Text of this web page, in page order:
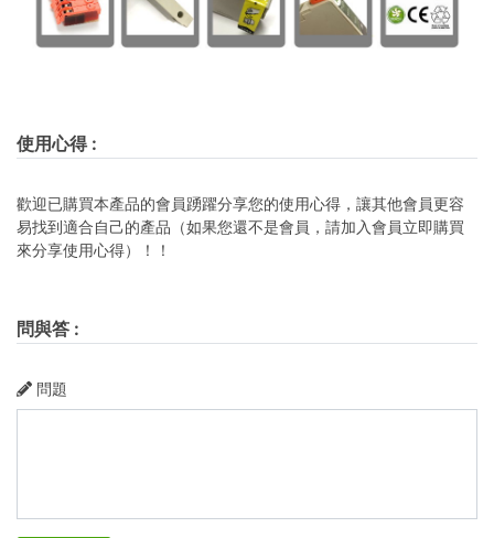
使用心得:
歡迎已購買本產品的會員踴躍分享您的使用心得，讓其他會員更容
易找到適合自己的產品（如果您還不是會員，請加入會員立即購買
來分享使用心得）！！
問與答 :
問題